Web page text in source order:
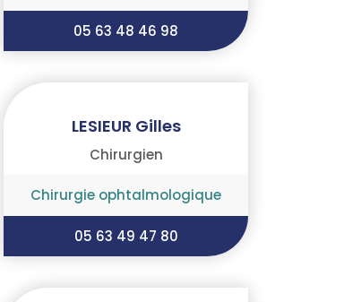
05 63 48 46 98
LESIEUR Gilles
Chirurgien
Chirurgie ophtalmologique
05 63 49 47 80